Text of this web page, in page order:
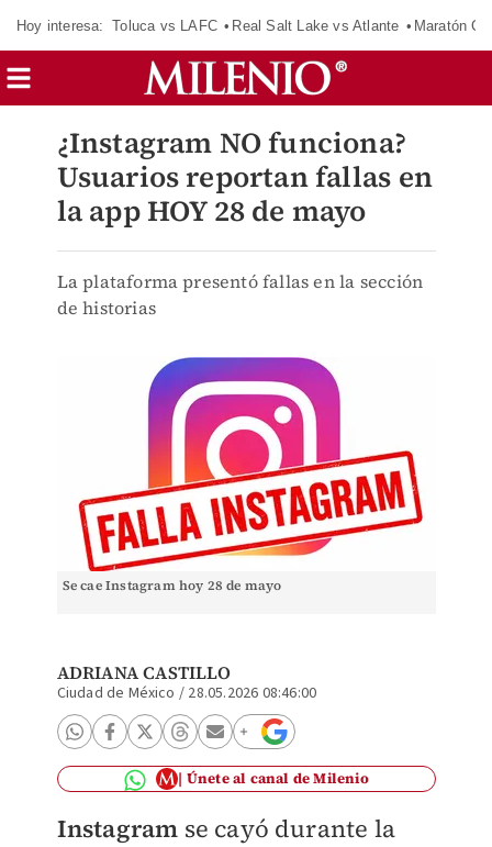
Hoy interesa: Toluca vs LAFC Real Salt Lake vs Atlante Maratón
¿Instagram NO funciona?
Usuarios reportan fallas en
la app HOY 28 de mayo
La plataforma presentó fallas en la sección
de historias
Se cae Instagram hoy 28 de mayo
ADRIANA CASTILLO
Ciudad de México / 28.05.2026 08:46:00
Únete al canal de Milenio
Instagram se cayó durante la